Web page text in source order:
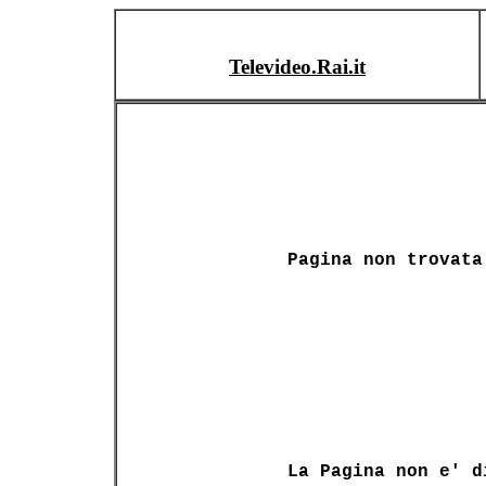
Televideo.Rai.it
Pagina non trovata
La Pagina non e'